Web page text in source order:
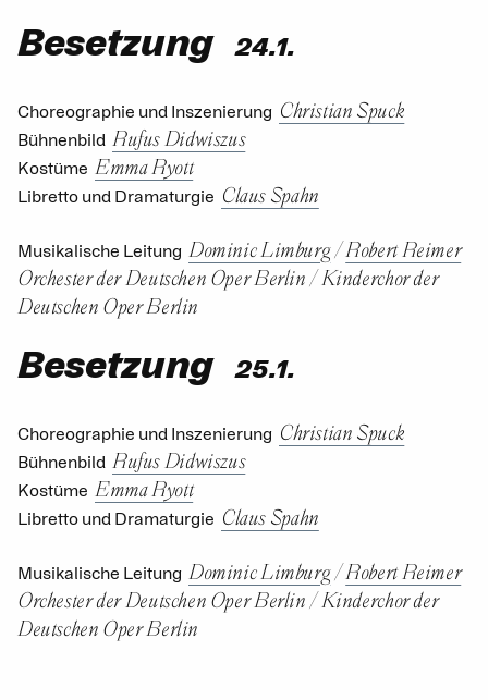
Besetzung 24.1.
Choreographie und Inszenierung Christian Spuck
Bühnenbild Rufus Didwiszus
Kostüme Emma Ryott
Libretto und Dramaturgie Claus Spahn
Musikalische Leitung Dominic Limburg/Robert Reimer
Orchester der Deutschen Oper Berlin /Kinderchor der
Deutschen Oper Berlin
Besetzung 25.1.
Choreographie und Inszenierung Christian Spuck
Bühnenbild Rufus Didwiszus
Kostüme Emma Ryott
Libretto und Dramaturgie Claus Spahn
Musikalische Leitung Dominic Limburg/Robert Reimer
Orchester der Deutschen Oper Berlin /Kinderchor der
Deutschen Oper Berlin